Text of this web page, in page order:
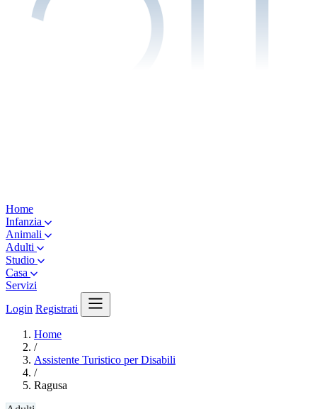
Home
Infanzia
Animali
Adulti
Studio
Casa
Servizi
Login Registrati
Home
/
Assistente Turistico per Disabili
/
Ragusa